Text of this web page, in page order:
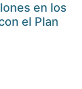
en los
el Plan